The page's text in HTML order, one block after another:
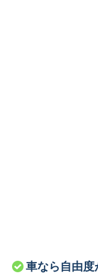
車なら自由